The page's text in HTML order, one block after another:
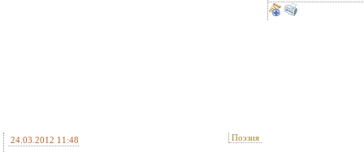
24.03.2012 11:48 Поэзия